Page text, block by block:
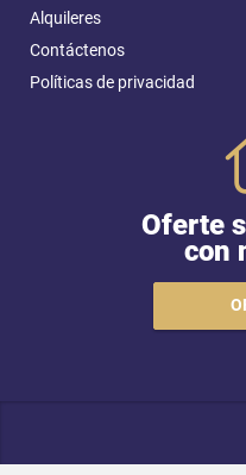
Alquileres
Contáctenos
Políticas de privacidad
Oferte
con